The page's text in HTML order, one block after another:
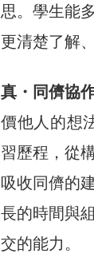
思。學生能
更清楚了解
真・同儕協
價他人的想
習歷程，從
吸收同儕的
長的時間與
交的能力。